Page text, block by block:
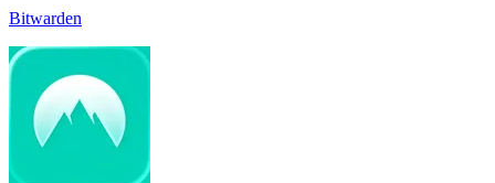
Bitwarden